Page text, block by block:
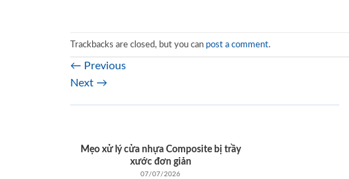
Trackbacks are closed, but you can post a comment.
← Previous
Next →
Mẹo xử lý cửa nhựa Composite bị trầy
xước đơn giản
07/07/2026